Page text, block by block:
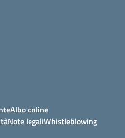
Albo online
Note legaliWhistleblowing